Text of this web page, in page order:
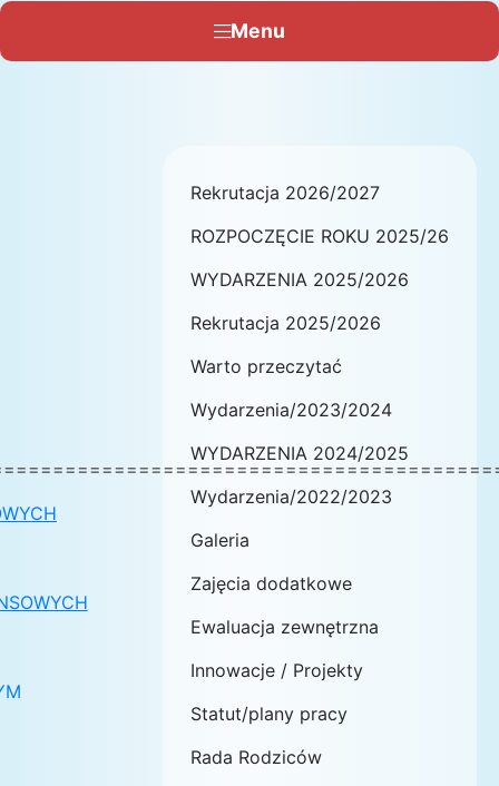
Menu
Rekrutacja 2026/2027
ROZPOCZĘCIE ROKU 2025/26
WYDARZENIA 2025/2026
Rekrutacja 2025/2026
Warto przeczytać
Wydarzenia/2023/2024
WYDARZENIA 2024/2025
Wydarzenia/2022/2023
Galeria
Zajęcia dodatkowe
Ewaluacja zewnętrzna
Innowacje / Projekty
Statut/plany pracy
Rada Rodziców